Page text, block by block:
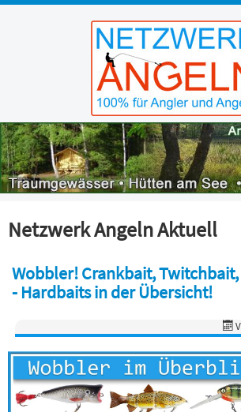
Netzwerk Angeln Aktuell
Wobbler! Crankbait,
- Hardbaits in der Übersicht!